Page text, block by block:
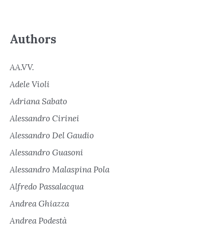
Authors
AA.VV.
Adele Violi
Adriana Sabato
Alessandro Cirinei
Alessandro Del Gaudio
Alessandro Guasoni
Alessandro Malaspina Pola
Alfredo Passalacqua
Andrea Ghiazza
Andrea Podestà